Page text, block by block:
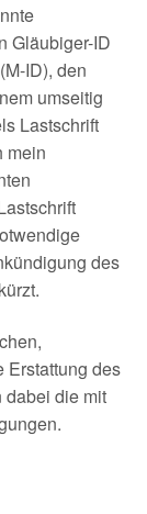
Gläubiger-ID
ID), den
umseitig
Lastschrift
mein
des
Erstattung des
dabei die mit